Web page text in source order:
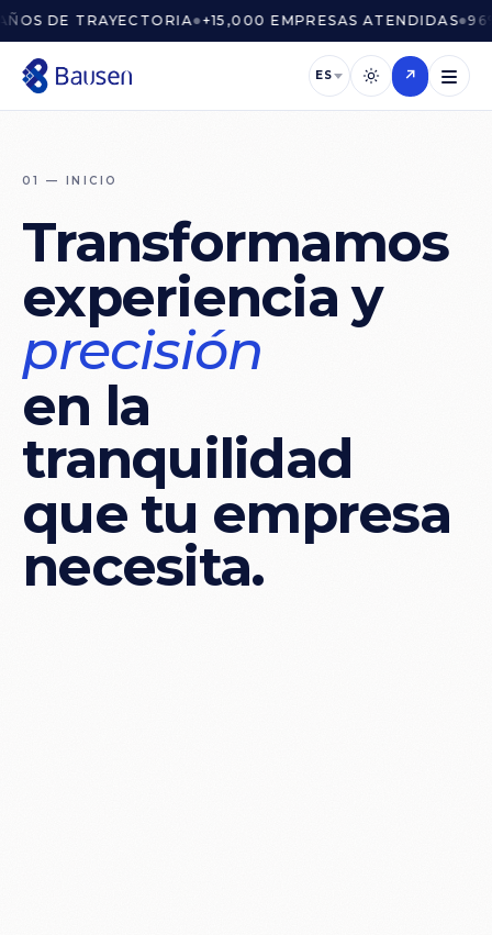
DE TRAYECTORIA●+15,000 EMPRESAS ATENDIDAS●96%
ES ↗
01 — INICIO
Transformamos
experiencia y
precisión
en la
tranquilidad
que tu empresa
necesita.
CONTABLE-FISCAL ·
CUMPLIMIENTO · MAQUILA DE